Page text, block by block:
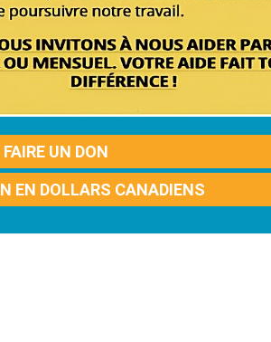
FAIRE UN DON
EN DOLLARS CANADIENS